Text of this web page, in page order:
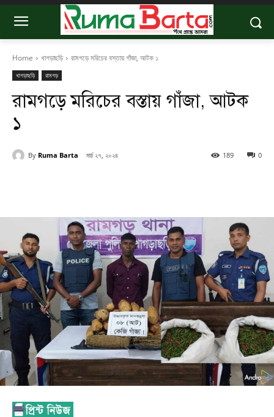
Home খাগড়াছড়ি রামগড়ে মরিচের বস্তায় গাঁজা, আটক ১
খাগড়াছড়ি রামগড়
রামগড়ে মরিচের বস্তায় গাঁজা, আটক
১
By Ruma Barta মার্চ ২৭, ২০২৪ 0
189